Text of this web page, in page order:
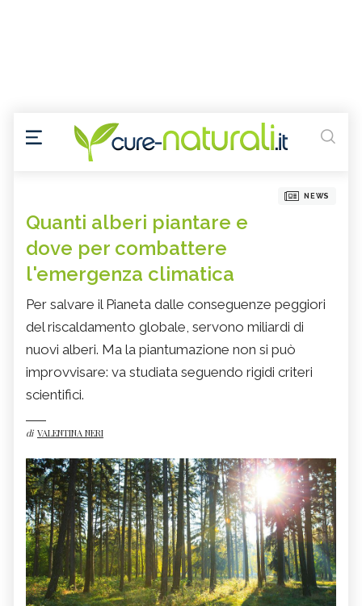
NEWS
Quanti alberi piantare e
dove per combattere
l'emergenza climatica
Per salvare il Pianeta dalle conseguenze peggiori
del riscaldamento globale, servono miliardi di
nuovi alberi. Ma la piantumazione non si può
improvvisare: va studiata seguendo rigidi criteri
scientifici.
di VALENTINA NERI